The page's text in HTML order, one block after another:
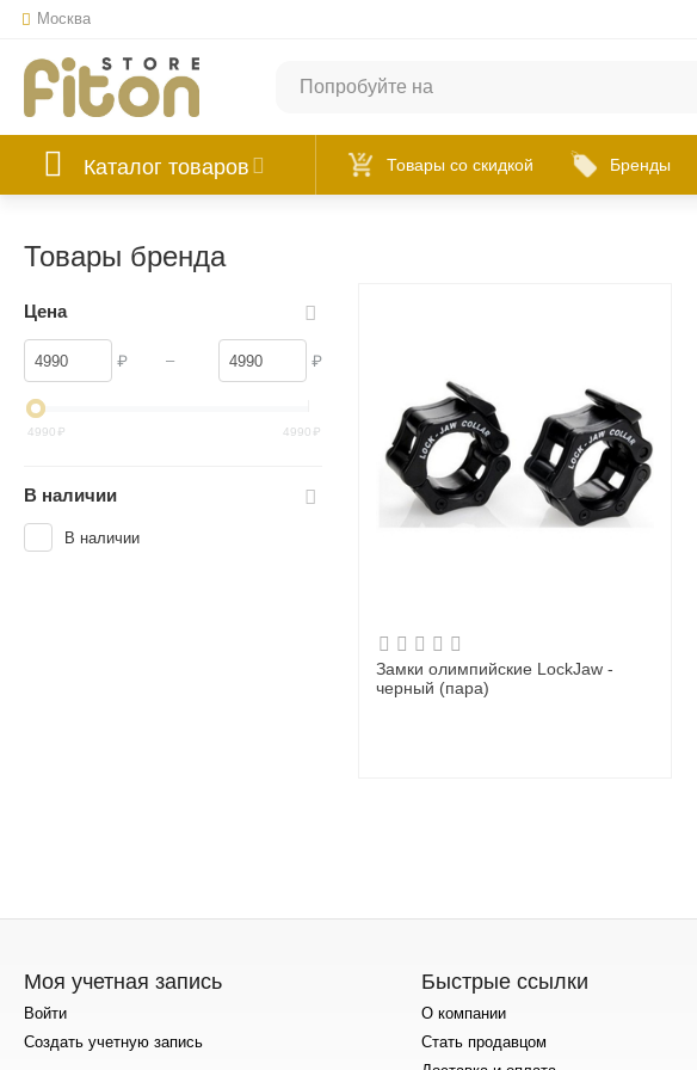
Москва
Каталог товаров Товары со скидкой Бренды
Товары бренда
Замки олимпийские LockJaw -
черный (пара)
Цена
₽ – ₽
4990 ₽ 4990 ₽
В наличии
В наличии
Моя учетная запись
Войти
Создать учетную запись
Быстрые ссылки
О компании
Стать продавцом